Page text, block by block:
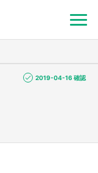
2019-04-16 確認